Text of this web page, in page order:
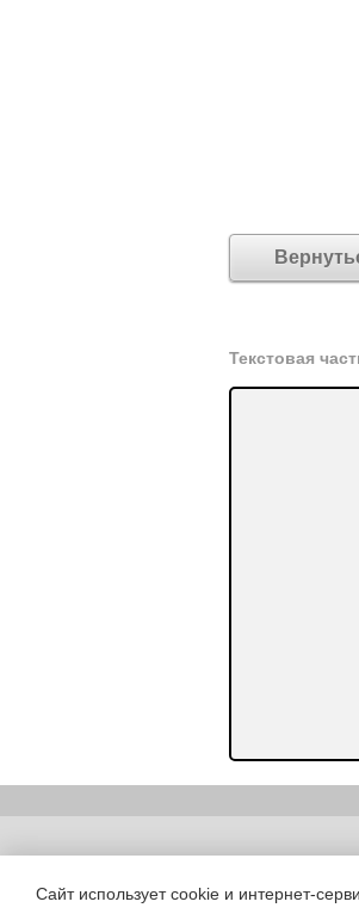
Текстовая
Сайт использует cookie и интернет-